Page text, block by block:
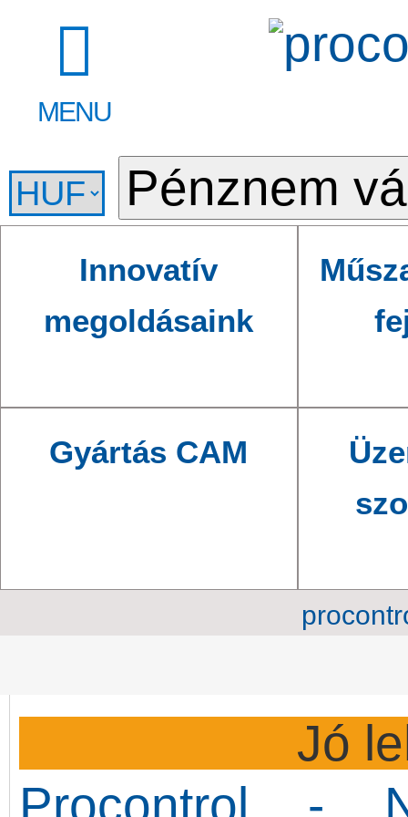
MENU
Innovatív
megoldásaink
Gyártás CAM
Jó
Procontrol -